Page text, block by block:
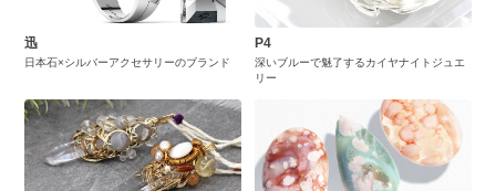
迅
日本石×シルバーアクセサリーのブランド
P4
深いブルーで魅了するカイヤナイトジュエ
リー